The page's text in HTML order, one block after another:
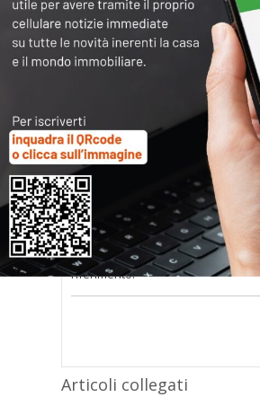
L’accesso al
completo è
soli utenti
Tutti i documenti presenti
sonoa disposizione dei soci
consultare occorre
inserire i
nel modulo a destra della
Se non possiedi nome
oppure li hai
smarriti
Associazione territoriale
riferimento.
Articoli collegati